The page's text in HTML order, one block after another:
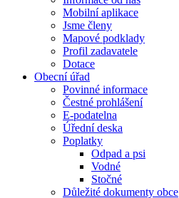
Mobilní aplikace
Jsme členy
Mapové podklady
Profil zadavatele
Dotace
Obecní úřad
Povinné informace
Čestné prohlášení
E-podatelna
Úřední deska
Poplatky
Odpad a psi
Vodné
Stočné
Důležité dokumenty obce